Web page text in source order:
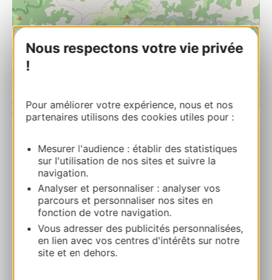
Nous respectons votre vie privée
!
Pour améliorer votre expérience, nous et nos
partenaires utilisons des cookies utiles pour :
Mesurer l'audience : établir des statistiques
sur l'utilisation de nos sites et suivre la
navigation.
Analyser et personnaliser : analyser vos
parcours et personnaliser nos sites en
fonction de votre navigation.
Vous adresser des publicités personnalisées,
en lien avec vos centres d'intérêts sur notre
site et en dehors.
Leaflet | Map data ©OpenStreetMap contributors
RESERVEREN
Petit Hortensia
1200 avenue des Monts de Lacau 81330
SAINT-PIERRE-DE-TRIVISY
Bereken uw route